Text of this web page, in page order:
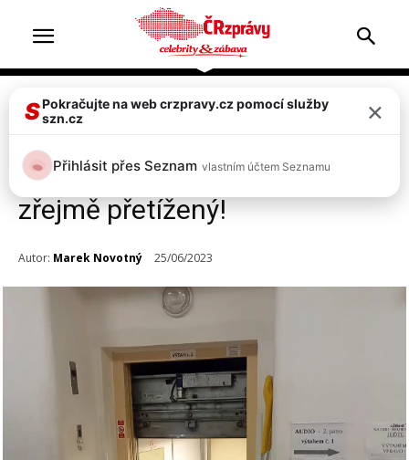
Zprávy
V pražské nemocnici na
Bulovce se zřítil výtah, byl
zřejmě přetížený!
Autor: Marek Novotný 25/06/2023
SPokračujte na web crzpravy.cz pomocí služby
szn.cz
×
Přihlásit přes Seznam vlastním účtem Seznamu